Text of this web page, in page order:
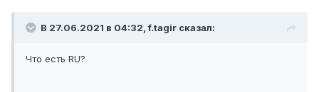
В 27.06.2021 в 04:32,f.tagir сказал:
Что есть RU?